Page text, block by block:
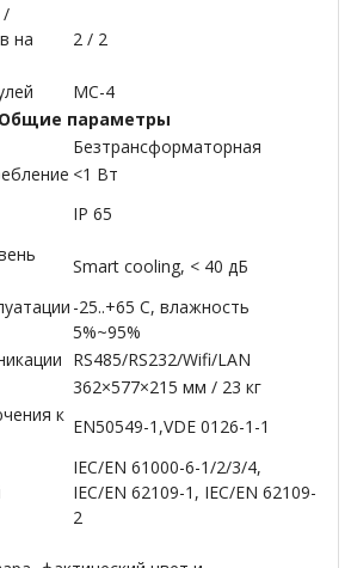
/
на
2 / 2
MC-4
Общие параметры
Безтрансформаторная
<1 Вт
IP 65
Smart cooling, < 40 дБ
-25..+65 C, влажность
5%~95%
RS485/RS232/Wifi/LAN
362×577×215 мм / 23 кг
к
EN50549-1,VDE 0126-1-1
IEC/EN 61000-6-1/2/3/4,
IEC/EN 62109-1, IEC/EN 62109-
2